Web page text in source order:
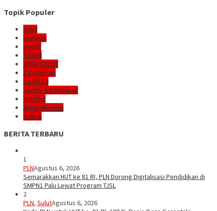
Topik Populer
sulut
manado
politik
Talaud
DPRD SULUT
E2L-Mantap
Covid-19
James A Kojongian
kriminal
Banjir Manado
golkar
BERITA TERBARU
1
PLNAgustus 6, 2026
Semarakkan HUT ke 81 RI, PLN Dorong Digitalisasi Pendidikan di
SMPN1 Palu Lewat Program TJSL
2
PLN, SulutAgustus 6, 2026